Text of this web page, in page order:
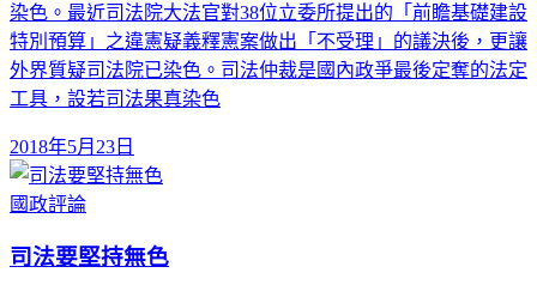
染色。最近司法院大法官對38位立委所提出的「前瞻基礎建設
特別預算」之違憲疑義釋憲案做出「不受理」的議決後，更讓
外界質疑司法院已染色。司法仲裁是國內政爭最後定奪的法定
工具，設若司法果真染色
2018年5月23日
國政評論
司法要堅持無色